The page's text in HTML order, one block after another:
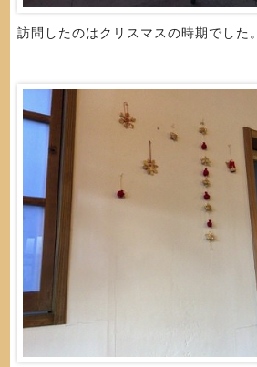
訪問したのはクリスマスの時期でした。